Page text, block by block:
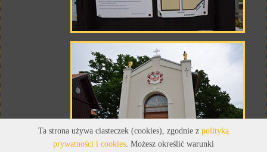
Ta strona używa ciasteczek (cookies), zgodnie z polityką
prywatności i cookies. Możesz określić warunki